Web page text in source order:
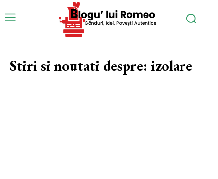
Stiri si noutati despre: izolare